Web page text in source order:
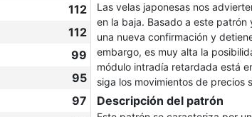
112
112
99
95
97
Las velas japonesas nos
en la baja. Basado a este
una nueva confirmación y
embargo, es muy alta la
módulo intradía retardada está
siga los movimientos de precios
Descripción del patrón